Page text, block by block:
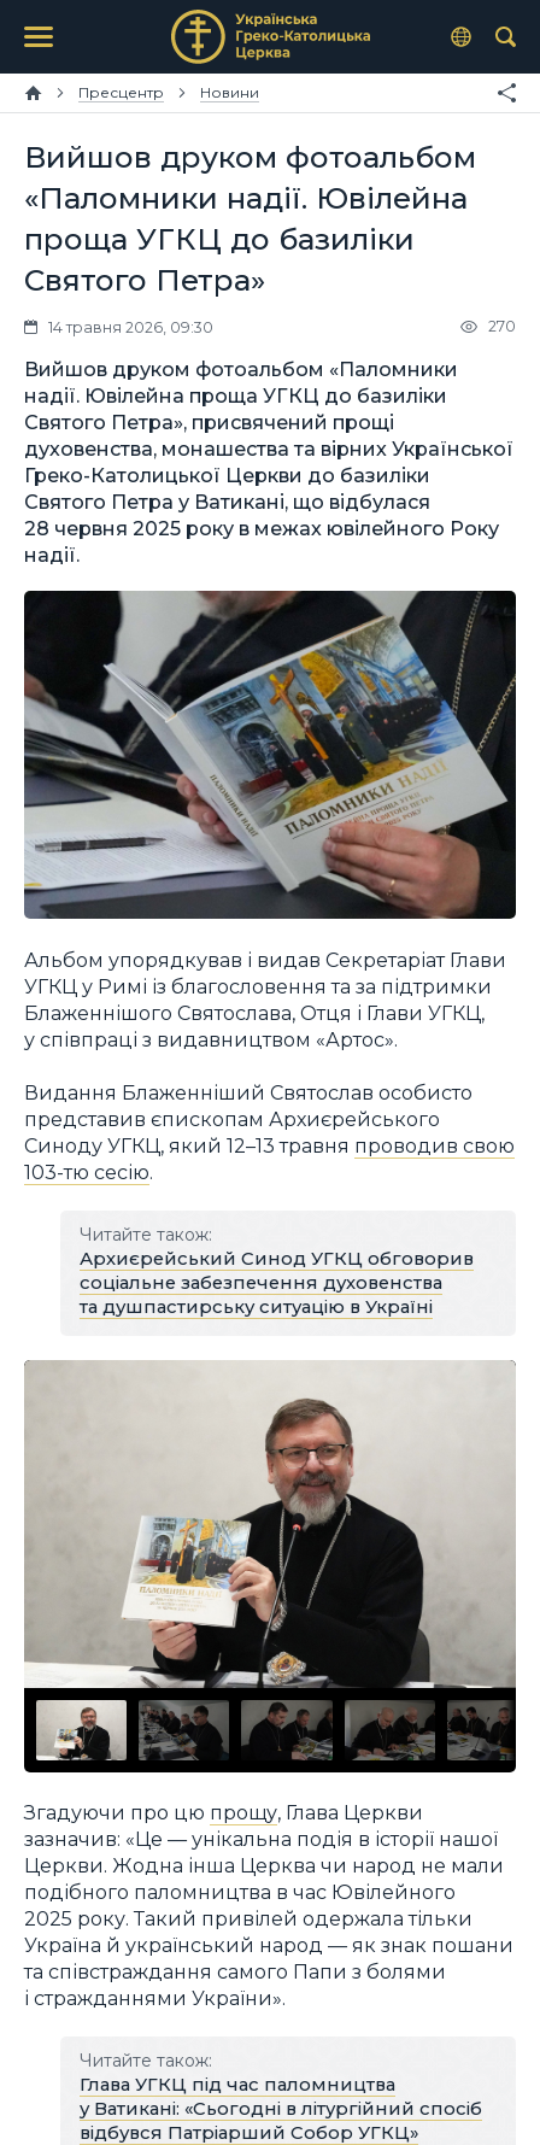
Пресцентр Новини
Вийшов друком фотоальбом
«Паломники надії. Ювілейна
проща УГКЦ до базиліки
Святого Петра»
14 травня 2026, 09:30 270
Вийшов друком фотоальбом «Паломники
надії. Ювілейна проща УГКЦ до базиліки
Святого Петра», присвячений прощі
духовенства, монашества та вірних Української
Греко-Католицької Церкви до базиліки
Святого Петра у Ватикані, що відбулася
28 червня 2025 року в межах ювілейного Року
надії.
Альбом упорядкував і видав Секретаріат Глави
УГКЦ у Римі із благословення та за підтримки
Блаженнішого Святослава, Отця і Глави УГКЦ,
у співпраці з видавництвом «Артос».
Видання Блаженніший Святослав особисто
представив єпископам Архиєрейського
Синоду УГКЦ, який 12–13 травня проводив свою
103-тю сесію.
Читайте також:
Архиєрейський Синод УГКЦ обговорив
соціальне забезпечення духовенства
та душпастирську ситуацію в Україні
Згадуючи про цю прощу, Глава Церкви
зазначив: «Це — унікальна подія в історії нашої
Церкви. Жодна інша Церква чи народ не мали
подібного паломництва в час Ювілейного
2025 року. Такий привілей одержала тільки
Україна й український народ — як знак пошани
та співстраждання самого Папи з болями
і стражданнями України».
Читайте також:
Глава УГКЦ під час паломництва
у Ватикані: «Сьогодні в літургійний спосіб
відбувся Патріарший Собор УГКЦ»